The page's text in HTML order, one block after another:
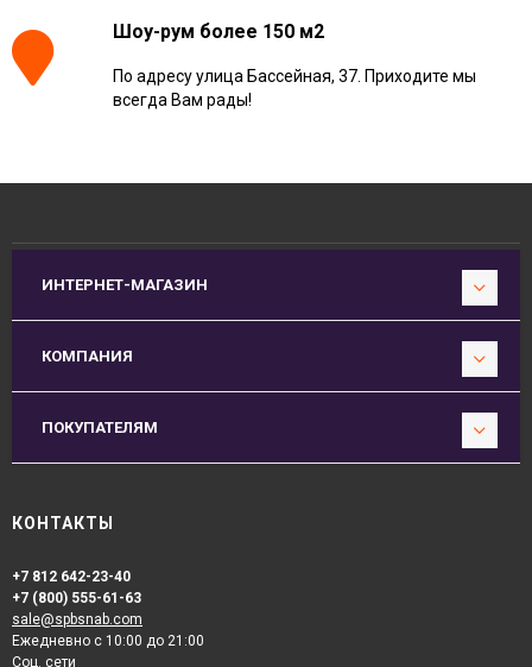
Шоу-рум более 150 м2
По адресу улица Бассейная, 37. Приходите мы
всегда Вам рады!
ИНТЕРНЕТ-МАГАЗИН
КОМПАНИЯ
ПОКУПАТЕЛЯМ
КОНТАКТЫ
+7 812 642-23-40
+7 (800) 555-61-63
sale@spbsnab.com
Ежедневно с 10:00 до 21:00
Соц. сети